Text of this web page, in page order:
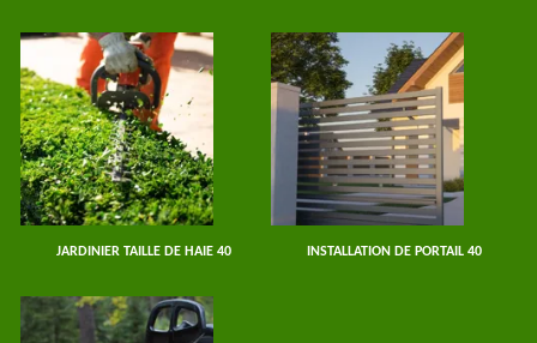
JARDINIER TAILLE DE HAIE 40 INSTALLATION DE PORTAIL 40